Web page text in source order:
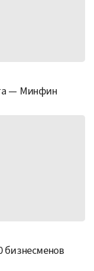
— Минфин
бизнесменов